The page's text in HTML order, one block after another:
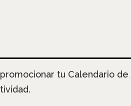
tu Calendario de